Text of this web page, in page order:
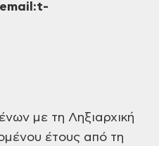
email:t-
με τη Ληξιαρχική
έτους από τη